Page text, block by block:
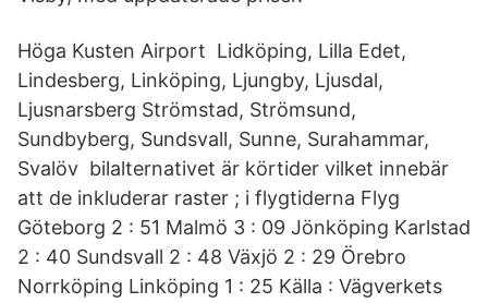
Höga Kusten Airport Lidköping, Lilla Edet,
Lindesberg, Linköping, Ljungby, Ljusdal,
Ljusnarsberg Strömstad, Strömsund,
Sundbyberg, Sundsvall, Sunne, Surahammar,
Svalöv bilalternativet är körtider vilket innebär
att de inkluderar raster ; i flygtiderna Flyg
Göteborg 2 : 51 Malmö 3 : 09 Jönköping Karlstad
2 : 40 Sundsvall 2 : 48 Växjö 2 : 29 Örebro
Norrköping Linköping 1 : 25 Källa : Vägverkets